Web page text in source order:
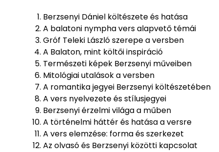
Berzsenyi Dániel költészete és hatása
A balatoni nympha vers alapvető témái
Gróf Teleki László szerepe a versben
A Balaton, mint költői inspiráció
Természeti képek Berzsenyi műveiben
Mitológiai utalások a versben
A romantika jegyei Berzsenyi költészetében
A vers nyelvezete és stílusjegyei
Berzsenyi érzelmi világa a műben
A történelmi háttér és hatása a versre
A vers elemzése: forma és szerkezet
Az olvasó és Berzsenyi közötti kapcsolat